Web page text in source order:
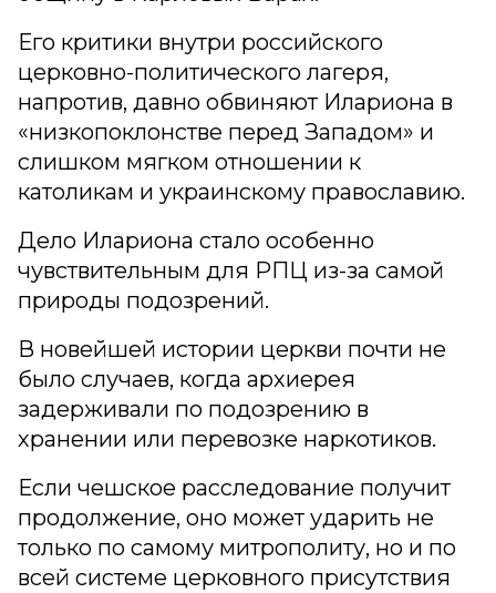
Его критики внутри российского
церковно-политического лагеря,
напротив, давно обвиняют Илариона в
«низкопоклонстве перед Западом» и
слишком мягком отношении к
католикам и украинскому православию.
Дело Илариона стало особенно
чувствительным для РПЦ из-за самой
природы подозрений.
В новейшей истории церкви почти не
было случаев, когда архиерея
задерживали по подозрению в
хранении или перевозке наркотиков.
Если чешское расследование получит
продолжение, оно может ударить не
только по самому митрополиту, но и по
всей системе церковного присутствия